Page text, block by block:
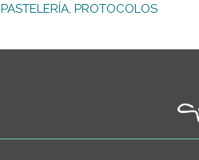
PASTELERÍA, PROTOCOLOS